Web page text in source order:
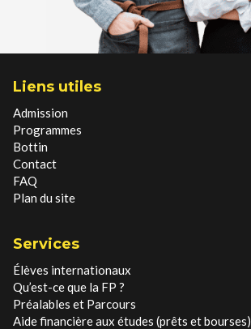
Liens utiles
Admission
Programmes
Bottin
Contact
FAQ
Plan du site
Services
Élèves internationaux
Qu’est-ce que la FP ?
Préalables et Parcours
Aide financière aux études (prêts et bourses)